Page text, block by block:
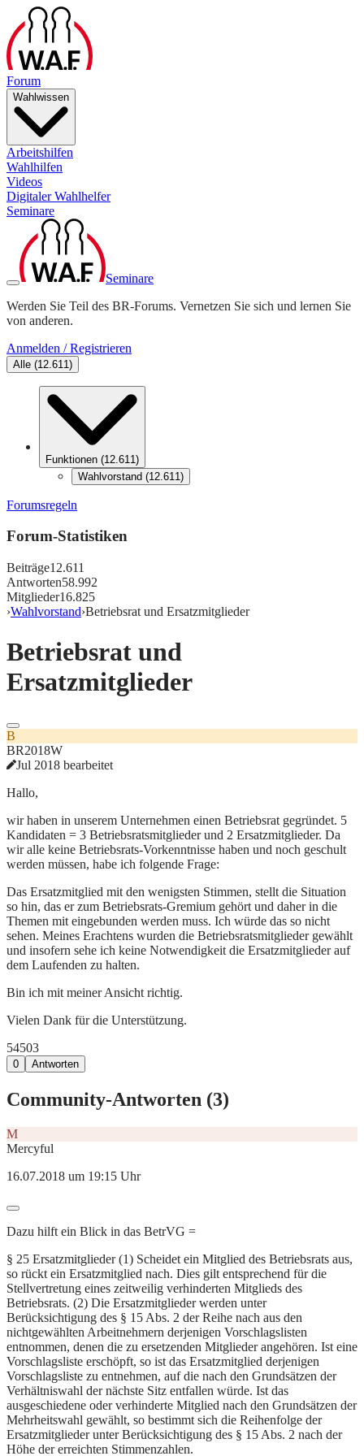
Forum
Wahlwissen
Arbeitshilfen
Wahlhilfen
Videos
Digitaler Wahlhelfer
Seminare
Seminare
Werden Sie Teil des BR-Forums. Vernetzen Sie sich und lernen Sie
von anderen.
Anmelden / Registrieren
Alle (12.611)
Funktionen (12.611)
Wahlvorstand (12.611)
Forumsregeln
Forum-Statistiken
Beiträge12.611
Antworten58.992
Mitglieder16.825
›Wahlvorstand›Betriebsrat und Ersatzmitglieder
Betriebsrat und
Ersatzmitglieder
B
BR2018W
Jul 2018 bearbeitet
Hallo,
wir haben in unserem Unternehmen einen Betriebsrat gegründet. 5
Kandidaten = 3 Betriebsratsmitglieder und 2 Ersatzmitglieder. Da
wir alle keine Betriebsrats-Vorkenntnisse haben und noch geschult
werden müssen, habe ich folgende Frage:
Das Ersatzmitglied mit den wenigsten Stimmen, stellt die Situation
so hin, das er zum Betriebsrats-Gremium gehört und daher in die
Themen mit eingebunden werden muss. Ich würde das so nicht
sehen. Meines Erachtens wurden die Betriebsratsmitglieder gewählt
und insofern sehe ich keine Notwendigkeit die Ersatzmitglieder auf
dem Laufenden zu halten.
Bin ich mit meiner Ansicht richtig.
Vielen Dank für die Unterstützung.
54503
0 Antworten
Community-Antworten (3)
M
Mercyful
16.07.2018 um 19:15 Uhr
Dazu hilft ein Blick in das BetrVG =
§ 25 Ersatzmitglieder (1) Scheidet ein Mitglied des Betriebsrats aus,
so rückt ein Ersatzmitglied nach. Dies gilt entsprechend für die
Stellvertretung eines zeitweilig verhinderten Mitglieds des
Betriebsrats. (2) Die Ersatzmitglieder werden unter
Berücksichtigung des § 15 Abs. 2 der Reihe nach aus den
nichtgewählten Arbeitnehmern derjenigen Vorschlagslisten
entnommen, denen die zu ersetzenden Mitglieder angehören. Ist eine
Vorschlagsliste erschöpft, so ist das Ersatzmitglied derjenigen
Vorschlagsliste zu entnehmen, auf die nach den Grundsätzen der
Verhältniswahl der nächste Sitz entfallen würde. Ist das
ausgeschiedene oder verhinderte Mitglied nach den Grundsätzen der
Mehrheitswahl gewählt, so bestimmt sich die Reihenfolge der
Ersatzmitglieder unter Berücksichtigung des § 15 Abs. 2 nach der
Höhe der erreichten Stimmenzahlen.